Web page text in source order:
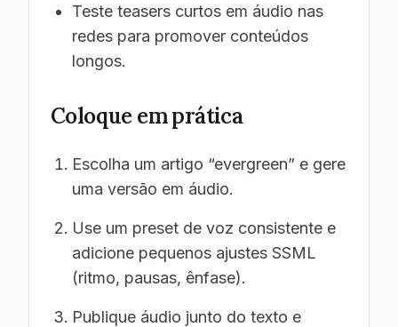
Teste teasers curtos em áudio nas
redes para promover conteúdos
longos.
Coloque em prática
Escolha um artigo “evergreen” e gere
uma versão em áudio.
Use um preset de voz consistente e
adicione pequenos ajustes SSML
(ritmo, pausas, ênfase).
Publique áudio junto do texto e